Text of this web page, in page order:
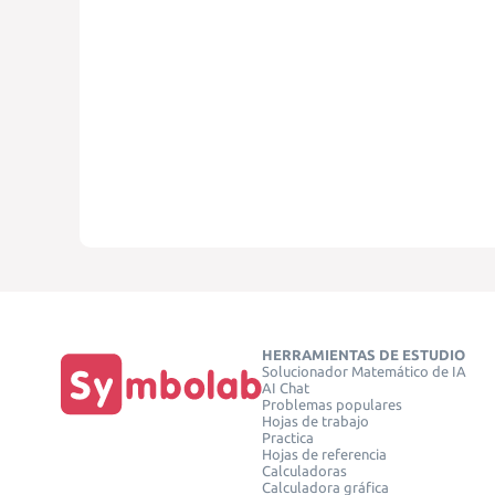
HERRAMIENTAS DE ESTUDIO
Solucionador Matemático de IA
AI Chat
Problemas populares
Hojas de trabajo
Practica
Hojas de referencia
Calculadoras
Calculadora gráfica